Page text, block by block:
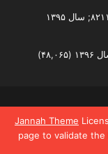
Jannah Theme
page to validate
(۴۸,۰۶۵)